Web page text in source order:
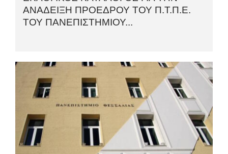
ΑΝΑΔΕΙΞΗ ΠΡΟΕΔΡΟΥ ΤΟΥ Π.Τ.Π.Ε.
ΤΟΥ ΠΑΝΕΠΙΣΤΗΜΙΟΥ...